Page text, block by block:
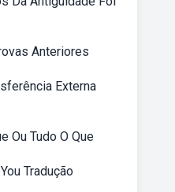
Anteriores
Externa
Ou Tudo O Que
Tradução